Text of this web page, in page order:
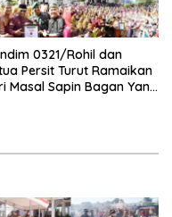
0321/Rohil dan
Persit Turut Ramaikan
Masal Sapin Bagan Yang